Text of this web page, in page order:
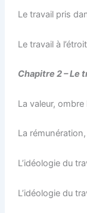
Le travail pris
Le travail à
Chapitre 2 – Le
La valeur,
La
L’idéologie du
L’idéologie du